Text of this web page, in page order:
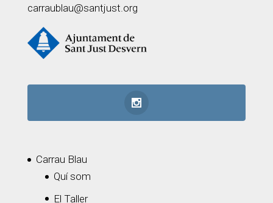
carraublau@santjust.org
Carrau Blau
Quí som
El Taller